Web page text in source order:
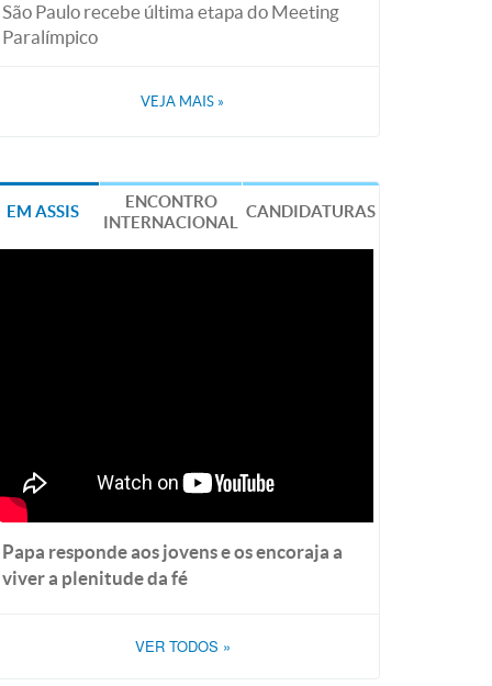
São Paulo recebe última etapa do Meeting
Paralímpico
VEJA MAIS »
EM ASSIS
ENCONTRO
INTERNACIONAL
CANDIDATURAS
Papa responde aos jovens e os encoraja a
viver a plenitude da fé
VER TODOS »